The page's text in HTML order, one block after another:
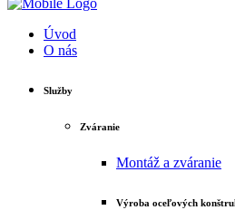
Úvod
O nás
Služby
Zváranie
Montáž a zváranie
Výroba oceľových